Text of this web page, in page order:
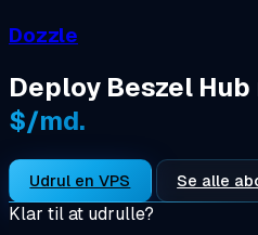
Dozzle
Deploy Beszel Hub
$/md.
Udrul en VPS Se alle
Klar til at udrulle?